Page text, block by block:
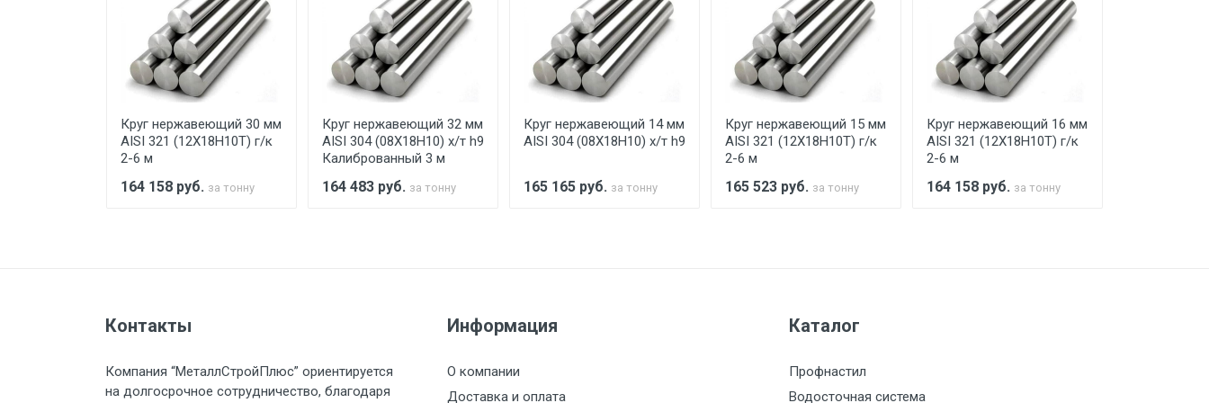
Уведомление об оплате обязательно.
При доставке товара, Клиент заранее обязан обеспечить подъезные пути для разгружаемого а/м. На разгрузку автомобиля
предоставляется не более 2-х часов.
Стоимость доставки по РФ рассчитывается индивидуально.
Груз до 6 м, вес до 2 тн 6500 с НДС 35р./км за МКАД
Груз до 6 м, вес до 3 тн 7500 с НДС 35р./км за МКАД
Круг нержавеющий 30 мм
AISI 321 (12Х18Н10Т) г/к
2-6 м
164 158 руб. за тонну
Круг нержавеющий 32 мм
AISI 304 (08Х18Н10) х/т h9
Калиброванный 3 м
164 483 руб. за тонну
Круг нержавеющий 14 мм
AISI 304 (08Х18Н10) х/т h9
165 165 руб. за тонну
Круг нержавеющий 15 мм
AISI 321 (12Х18Н10Т) г/к
2-6 м
165 523 руб. за тонну
Круг нержавеющий 16 мм
AISI 321 (12Х18Н10Т) г/к
2-6 м
164 158 руб. за тонну
Контакты
Компания “МеталлСтройПлюс” ориентируется
на долгосрочное сотрудничество, благодаря
Информация
О компании
Доставка и оплата
Каталог
Профнастил
Водосточная система